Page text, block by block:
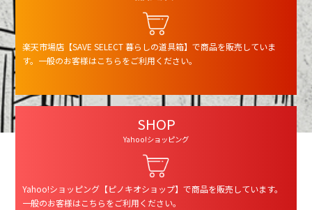
楽天市場店【SAVE SELECT 暮らしの道具箱】で商品を販売していま
す。一般のお客様はこちらをご利用ください。
SHOP
Yahoo!ショッピング
Yahoo!ショッピング【ピノキオショップ】で商品を販売しています。
一般のお客様はこちらをご利用ください。